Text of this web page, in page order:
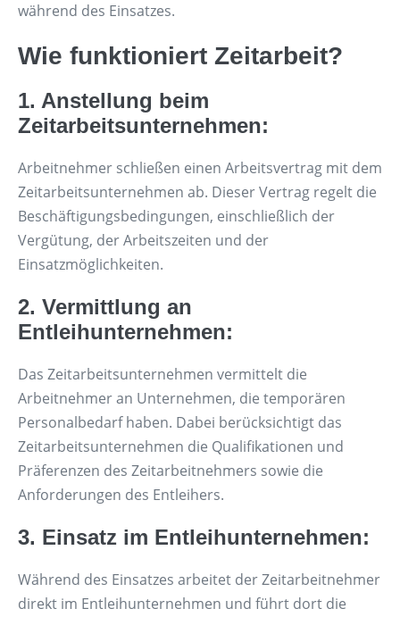
während des Einsatzes.
Wie funktioniert Zeitarbeit?
1. Anstellung beim
Zeitarbeitsunternehmen:
Arbeitnehmer schließen einen Arbeitsvertrag mit dem
Zeitarbeitsunternehmen ab. Dieser Vertrag regelt die
Beschäftigungsbedingungen, einschließlich der
Vergütung, der Arbeitszeiten und der
Einsatzmöglichkeiten.
2. Vermittlung an
Entleihunternehmen:
Das Zeitarbeitsunternehmen vermittelt die
Arbeitnehmer an Unternehmen, die temporären
Personalbedarf haben. Dabei berücksichtigt das
Zeitarbeitsunternehmen die Qualifikationen und
Präferenzen des Zeitarbeitnehmers sowie die
Anforderungen des Entleihers.
3. Einsatz im Entleihunternehmen:
Während des Einsatzes arbeitet der Zeitarbeitnehmer
direkt im Entleihunternehmen und führt dort die